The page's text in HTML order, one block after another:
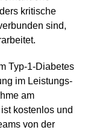
kritische
sind,
Typ-1-Diabetes
im Leistungs-
am
kostenlos und
von der